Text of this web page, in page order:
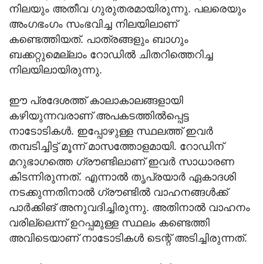
നിലയും അതീവ ഗുരുതരമായിരുന്നു. പലരെയും
അംഗഭംഗം സംഭവിച്ച നിലയിലാണ്
കണ്ടെത്തിയത്. പാത്രങ്ങളും ബാഗും
ബക്കറ്റുമെല്ലാം റോഡിൽ ചിതറിത്തെറിച്ച
നിലയിലായിരുന്നു.
ഈ പ്രദേശത്ത് കാലാകാലങ്ങളായി
കഴിയുന്നവരാണ് അപകടത്തിൽപ്പെട്ട
നാടോടികൾ. ഇപ്പോഴുള്ള സ്ഥലത്ത് ഇവർ
തമ്പടിച്ചിട്ട് മൂന്ന് മാസത്തോളമായി. റോഡിന്
മറുഭാഗത്തെ ഗ്രൗണ്ടിലാണ് ഇവർ സാധാരണ
കിടന്നിരുന്നത്. എന്നാൽ തൃപ്രയാർ ഏകാദശി
നടക്കുന്നതിനാൽ ഗ്രൗണ്ടിൽ വാഹനങ്ങൾക്ക്
പാർക്കിങ് അനുവദിച്ചിരുന്നു. അതിനാൽ വാഹനം
വരില്ലെന്ന് ഉറപ്പമുള്ള സ്ഥലം കണ്ടെത്തി
അവിടെയാണ് നാടോടികൾ ടെന്റ് അടിച്ചിരുന്നത്.